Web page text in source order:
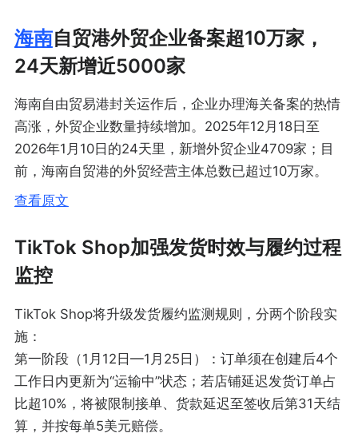
海南自贸港外贸企业备案超10万家，
24天新增近5000家
海南自由贸易港封关运作后，企业办理海关备案的热情
高涨，外贸企业数量持续增加。2025年12月18日至
2026年1月10日的24天里，新增外贸企业4709家；目
前，海南自贸港的外贸经营主体总数已超过10万家。
查看原文
TikTok Shop加强发货时效与履约过程
监控
TikTok Shop将升级发货履约监测规则，分两个阶段实
施：
第一阶段（1月12日—1月25日）：订单须在创建后4个
工作日内更新为“运输中”状态；若店铺延迟发货订单占
比超10%，将被限制接单、货款延迟至签收后第31天结
算，并按每单5美元赔偿。